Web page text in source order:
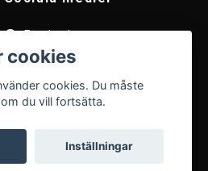
Facebook
Instagram
cookies
cookies. Du måste
du vill fortsätta.
Inställningar